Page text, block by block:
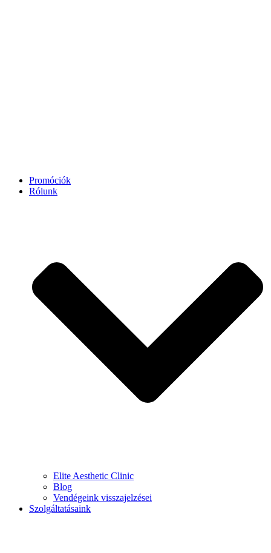
Promóciók
Rólunk
Elite Aesthetic Clinic
Blog
Vendégeink visszajelzései
Szolgáltatásaink